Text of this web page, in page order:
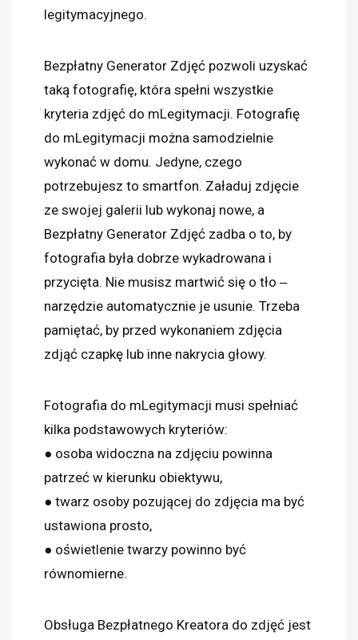
legitymacyjnego.
Bezpłatny Generator Zdjęć pozwoli uzyskać
taką fotografię, która spełni wszystkie
kryteria zdjęć do mLegitymacji. Fotografię
do mLegitymacji można samodzielnie
wykonać w domu. Jedyne, czego
potrzebujesz to smartfon. Załaduj zdjęcie
ze swojej galerii lub wykonaj nowe, a
Bezpłatny Generator Zdjęć zadba o to, by
fotografia była dobrze wykadrowana i
przycięta. Nie musisz martwić się o tło ‒
narzędzie automatycznie je usunie. Trzeba
pamiętać, by przed wykonaniem zdjęcia
zdjąć czapkę lub inne nakrycia głowy.
Fotografia do mLegitymacji musi spełniać
kilka podstawowych kryteriów:
● osoba widoczna na zdjęciu powinna
patrzeć w kierunku obiektywu,
● twarz osoby pozującej do zdjęcia ma być
ustawiona prosto,
● oświetlenie twarzy powinno być
równomierne.
Obsługa Bezpłatnego Kreatora do zdjęć jest